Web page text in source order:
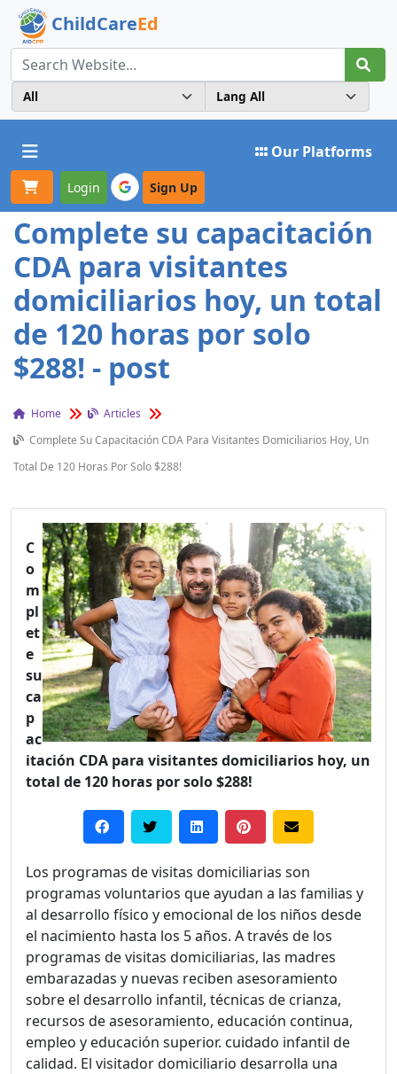
ChildCareEd
Toggle navigation Our Platforms
Login Sign Up
Complete su capacitación
CDA para visitantes
domiciliarios hoy, un total
de 120 horas por solo
$288! - post
Home
Articles
Complete Su Capacitación CDA Para Visitantes Domiciliarios Hoy, Un
Total De 120 Horas Por Solo $288!
C
o
m
pl
et
e
su
ca
p
ac
itación CDA para visitantes domiciliarios hoy, un
total de 120 horas por solo $288!
Los programas de visitas domiciliarias son
programas voluntarios que ayudan a las familias y
al desarrollo físico y emocional de los niños desde
el nacimiento hasta los 5 años. A través de los
programas de visitas domiciliarias, las madres
embarazadas y nuevas reciben asesoramiento
sobre el desarrollo infantil, técnicas de crianza,
recursos de asesoramiento, educación continua,
empleo y educación superior. cuidado infantil de
calidad. El visitador domiciliario desarrolla una